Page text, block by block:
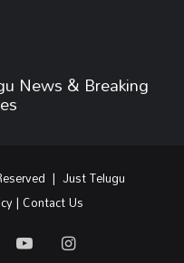
News & Breaking
| Just Telugu
| Contact Us
YouTubeInstagram